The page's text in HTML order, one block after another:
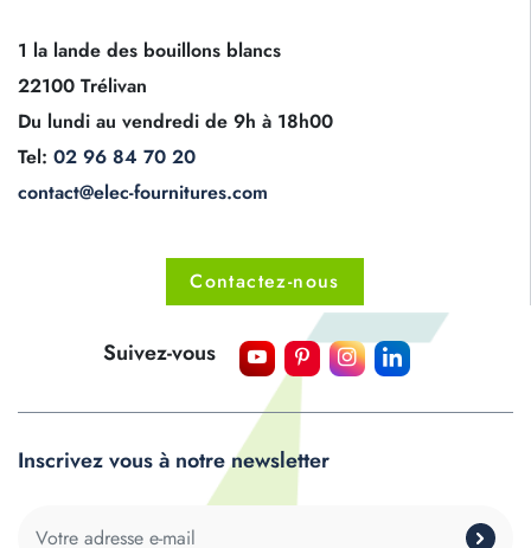
1 la lande des bouillons blancs
22100 Trélivan
Du lundi au vendredi de 9h à 18h00
Tel: 02 96 84 70 20
contact@elec-fournitures.com
Contactez-nous
Suivez-vous
Inscrivez vous à notre newsletter